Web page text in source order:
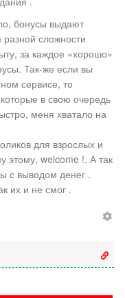
бонусы выдают
сложности
за каждое «хорошо»
Так-же если вы
сервисе, то
в свою очередь
меня хватало на
для взрослых и
этому, welcome !. А так
с выводом денег .
их и не смог .